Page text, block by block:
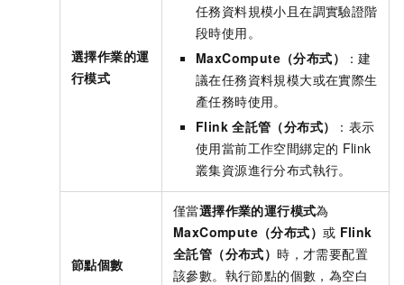
選擇作業的運
行模式
任務資料規模小且在調實驗證階
段時使用。
MaxCompute（分布式）
：建
議在任務資料規模大或在實際生
產任務時使用。
Flink 全託管（分布式）
：表示
使用當前工作空間綁定的 Flink
叢集資源進行分布式執行。
節點個數
僅當選擇作業的運行模式為
MaxCompute（分布式） 或 Flink
全託管（分布式）時，才需要配置
該參數。執行節點的個數，為空白